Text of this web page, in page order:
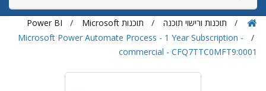
תוכנות ורישוי תוכנה תוכנות Microsoft
Power BI
Microsoft Power Automate Process - 1 Year Subscription -
commercial - CFQ7TTC0MFT9:0001